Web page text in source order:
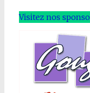
Visitez nos